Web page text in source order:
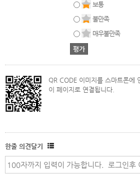
보통
불만족
매우불만족
QR CODE 이미지를 스마트폰에
이 페이지로 연결됩니다.
한줄 의견달기